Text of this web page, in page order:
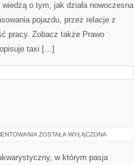
o tym, jak działa nowoczesna
pojazdu, przez relacje z
pracy. Zobacz także Prawo
taxi […]
ZAKŁADANIE
ZOSTAŁA WYŁĄCZONA
w którym pasja